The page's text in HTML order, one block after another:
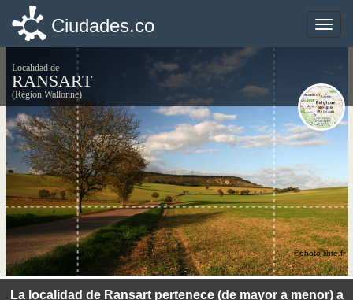
Toggle
Ciudades.co
Localidad de
RANSART
(Région Wallonne)
La localidad de Ransart pertenece (de mayor a menor) a
©photo-libre.fr
Toggle
Ciudades.co